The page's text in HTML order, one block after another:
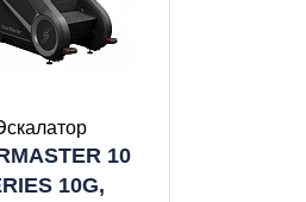
10
10G,